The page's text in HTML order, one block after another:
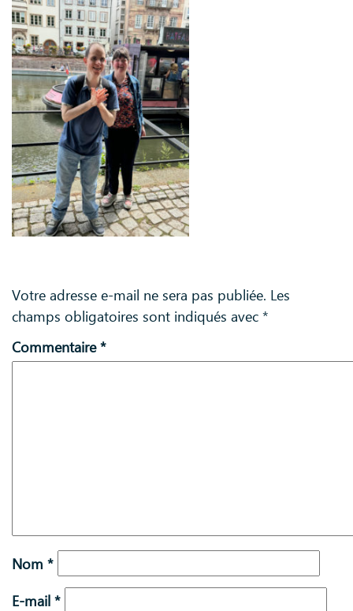
Votre adresse e-mail ne sera pas publiée. Les
champs obligatoires sont indiqués avec *
Commentaire*
Nom *
E-mail *